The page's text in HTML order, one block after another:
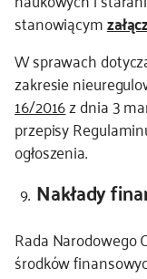
stanowiącym
W sprawach
zakresie
16/2016z dnia 3
przepisy
ogłoszenia.
Nakłady
Rada Narodowego
środków